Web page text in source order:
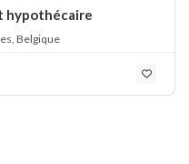
hypothécaire
Belgique